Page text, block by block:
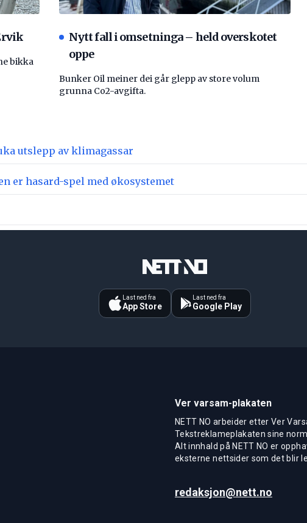
bikka
Nytt fall i omsetninga – held overskotet
oppe
Bunker Oil meiner dei går glepp av store volum
grunna Co2-avgifta.
utslepp av klimagassar
er hasard-spel med økosystemet
Last ned fra
App Store
Last ned fra
Google Play
Ver varsam-plakaten
NETT NO arbeider etter Ver
Tekstreklameplakaten sine
Alt innhald på NETT NO er
eksterne nettsider som det blir
redaksjon@nett.no